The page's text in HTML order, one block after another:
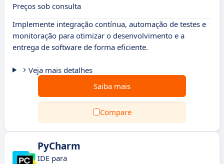
Preços sob consulta
Implemente integração contínua, automação de testes e
monitoração para otimizar o desenvolvimento e a
entrega de software de forma eficiente.
Veja mais detalhes
Saiba mais
Compare
PyCharm
IDE para